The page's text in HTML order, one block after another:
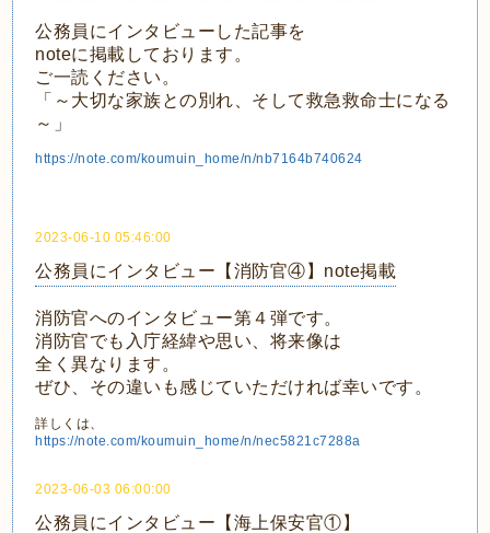
公務員にインタビューした記事を
noteに掲載しております。
ご一読ください。
「～大切な家族との別れ、そして救急救命士になる
～」
https://note.com/koumuin_home/n/nb7164b740624
2023-06-10 05:46:00
公務員にインタビュー【消防官④】note掲載
消防官へのインタビュー第４弾です。
消防官でも入庁経緯や思い、将来像は
全く異なります。
ぜひ、その違いも感じていただければ幸いです。
詳しくは、
https://note.com/koumuin_home/n/nec5821c7288a
2023-06-03 06:00:00
公務員にインタビュー【海上保安官①】